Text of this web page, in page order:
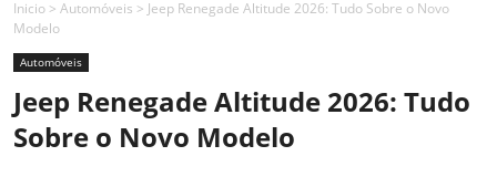
Inicio > Automóveis > Jeep Renegade Altitude 2026: Tudo Sobre o Novo
Modelo
Automóveis
Jeep Renegade Altitude 2026: Tudo
Sobre o Novo Modelo